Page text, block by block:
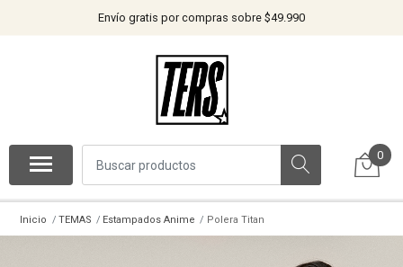
Envío gratis por compras sobre $49.990
0
Inicio TEMAS Estampados Anime Polera Titan